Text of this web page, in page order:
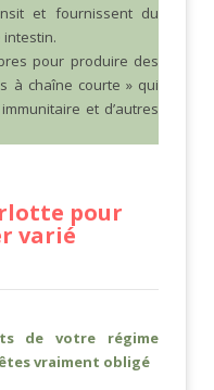
et fournissent du
pour produire des
à chaîne courte » qui
et d’autres
pour
varié
de votre régime
vraiment obligé